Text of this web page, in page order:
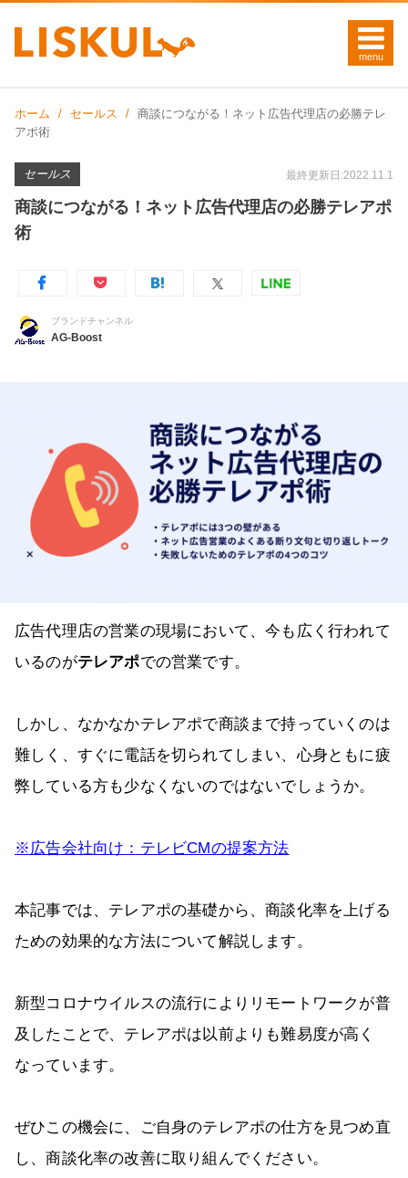
ホーム セールス
商談につながる！ネット広告代理店の必勝テレ
アポ術
セールス 最終更新日:2022.11.1
商談につながる！ネット広告代理店の必勝テレアポ
術
ブランドチャンネル
AG-Boost
広告代理店の営業の現場において、今も広く行われて
いるのがテレアポでの営業です。
しかし、なかなかテレアポで商談まで持っていくのは
難しく、すぐに電話を切られてしまい、心身ともに疲
弊している方も少なくないのではないでしょうか。
※広告会社向け：テレビCMの提案方法
本記事では、テレアポの基礎から、商談化率を上げる
ための効果的な方法について解説します。
新型コロナウイルスの流行によりリモートワークが普
及したことで、テレアポは以前よりも難易度が高く
なっています。
ぜひこの機会に、ご自身のテレアポの仕方を見つめ直
し、商談化率の改善に取り組んでください。